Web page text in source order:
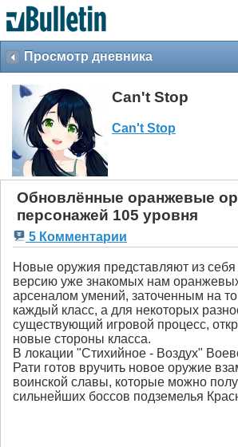
Просмотр дневника
Can't Stop
Can't Stop
Обновлённые оранжевые
персонажей 105 уровня
5 Комментарии
Новые оружия представляют из
версию уже знакомых нам
арсеналом умений, заточенным на
каждый класс, а для некоторых
существующий игровой процесс,
новые стороны класса.
В локации "Стихийное - Воздух"
Рати готов вручить новое оружие
воинской славы, которые можно
сильнейших боссов подземелья